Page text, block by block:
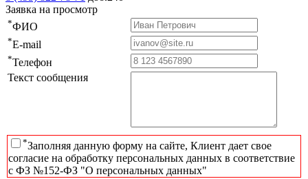
Заявка на просмотр
*ФИО
*E-mail
*Телефон
Текст сообщения
*Заполняя данную форму на сайте, Клиент дает свое
согласие на обработку персональных данных в соответствие
с ФЗ №152-ФЗ "О персональных данных"